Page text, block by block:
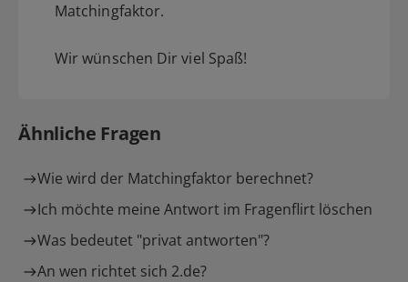
Matchingfaktor.
Wir wünschen Dir viel Spaß!
Ähnliche Fragen
Wie wird der Matchingfaktor berechnet?
Ich möchte meine Antwort im Fragenflirt löschen
Was bedeutet "privat antworten"?
An wen richtet sich 2.de?